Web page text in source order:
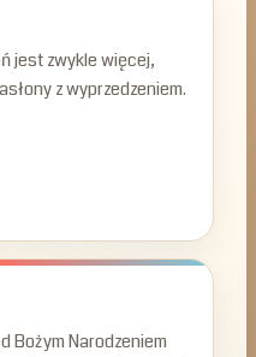
jest zwykle więcej,
z wyprzedzeniem.
Bożym Narodzeniem